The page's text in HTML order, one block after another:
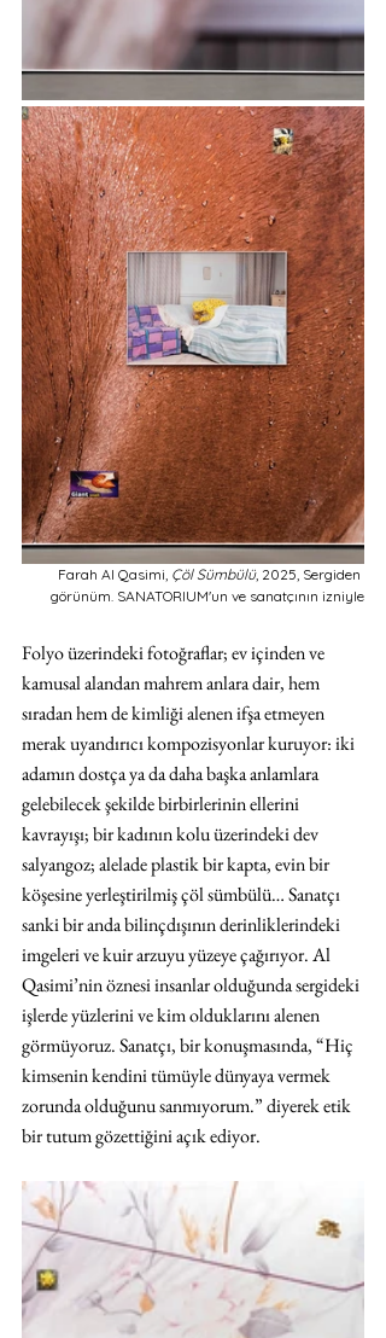
Farah Al Qasimi, Çöl Sümbülü, 2025, Sergiden
görünüm. SANATORIUM'un ve sanatçının izniyle
Folyo üzerindeki fotoğraflar; ev içinden ve
kamusal alandan mahrem anlara dair, hem
sıradan hem de kimliği alenen ifşa etmeyen
merak uyandırıcı kompozisyonlar kuruyor: iki
adamın dostça ya da daha başka anlamlara
gelebilecek şekilde birbirlerinin ellerini
kavrayışı; bir kadının kolu üzerindeki dev
salyangoz; alelade plastik bir kapta, evin bir
köşesine yerleştirilmiş çöl sümbülü… Sanatçı
sanki bir anda bilinçdışının derinliklerindeki
imgeleri ve kuir arzuyu yüzeye çağırıyor. Al
Qasimi’nin öznesi insanlar olduğunda sergideki
işlerde yüzlerini ve kim olduklarını alenen
görmüyoruz. Sanatçı, bir konuşmasında, “Hiç
kimsenin kendini tümüyle dünyaya vermek
zorunda olduğunu sanmıyorum.” diyerek etik
bir tutum gözettiğini açık ediyor.